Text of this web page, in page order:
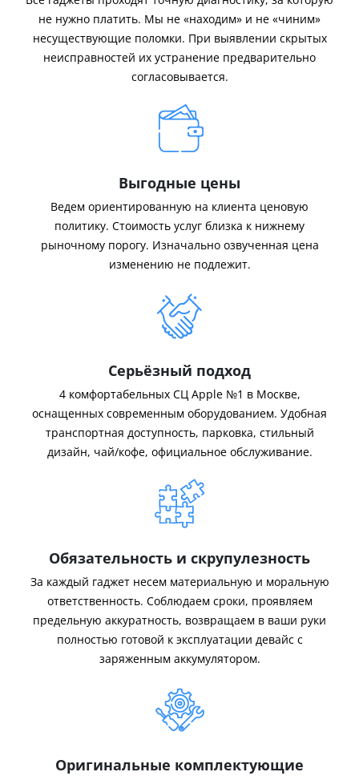
не нужно платить. Мы не «находим» и не «чиним»
несуществующие поломки. При выявлении скрытых
неисправностей их устранение предварительно
согласовывается.
Выгодные цены
Ведем ориентированную на клиента ценовую
политику. Стоимость услуг близка к нижнему
рыночному порогу. Изначально озвученная цена
изменению не подлежит.
Серьёзный подход
4 комфортабельных СЦ Apple №1 в Москве,
оснащенных современным оборудованием. Удобная
транспортная доступность, парковка, стильный
дизайн, чай/кофе, официальное обслуживание.
Обязательность и скрупулезность
За каждый гаджет несем материальную и моральную
ответственность. Соблюдаем сроки, проявляем
предельную аккуратность, возвращаем в ваши руки
полностью готовой к эксплуатации девайс с
заряженным аккумулятором.
Оригинальные комплектующие